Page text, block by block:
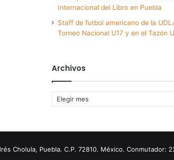
Internacional del Libro en Puebla
Staff de futbol americano de la
Torneo Nacional U17 y en el Tazón
Archivos
Archivos
Cholula, Puebla. C.P. 72810. México. Conmutador: